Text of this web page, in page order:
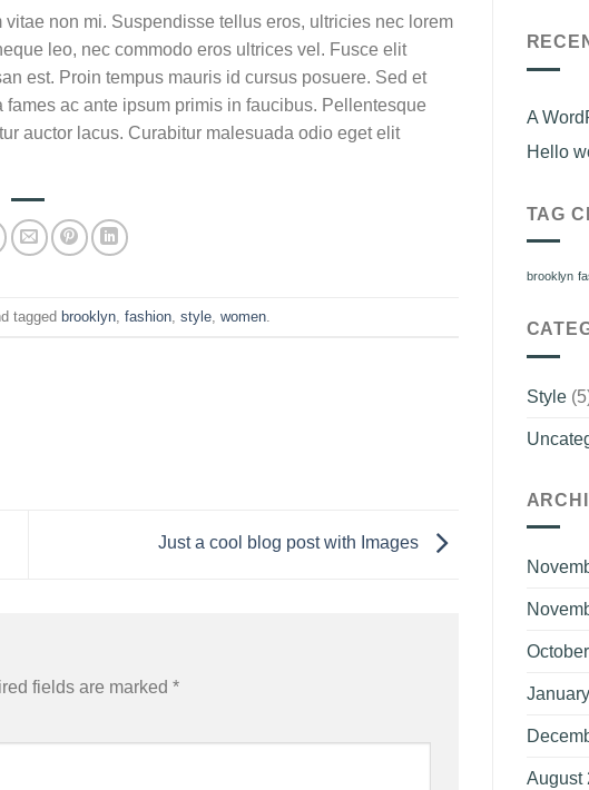
non mi. Suspendisse tellus eros, ultricies nec lorem
leo, nec commodo eros ultrices vel. Fusce elit
est. Proin tempus mauris id cursus posuere. Sed et
ac ante ipsum primis in faucibus. Pellentesque
auctor lacus. Curabitur malesuada odio eget elit
taggedbrooklyn ,fashion ,style ,women
Just a cool blog post with Images
fields are marked *
A
Hello
TAG
brooklyn
Style
August